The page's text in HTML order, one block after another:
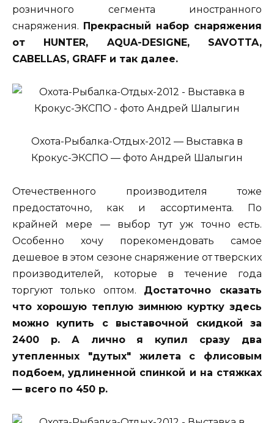
розничного сегмента иностранного
снаряжения. Прекрасный набор снаряжения
от HUNTER, AQUA-DESIGNE, SAVOTTA,
CABELLAS, GRAFF и так далее.
Охота-Рыбалка-Отдых-2012 — Выставка в
Крокус-ЭКСПО — фото Андрей Шалыгин
Отечественного производителя тоже
предостаточно, как и ассортимента. По
крайней мере — выбор тут уж точно есть.
Особенно хочу порекомендовать самое
дешевое в этом сезоне снаряжение от тверских
производителей, которые в течение года
торгуют только оптом. Достаточно сказать
что хорошую теплую зимнюю куртку здесь
можно купить с выставочной скидкой за
2400 р. А лично я купил сразу два
утепленных "дутых" жилета с флисовым
подбоем, удлиненной спинкой и на стяжках
— всего по 450 р.